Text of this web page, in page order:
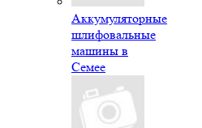
Аккумуляторные
шлифовальные
машины в
Семее